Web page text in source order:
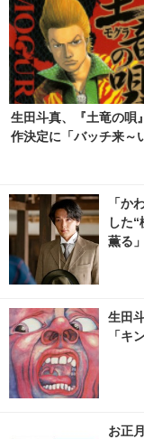
生田斗真、『土竜の唄
作決定に「バッチ来～
「か
した
薫る」
生田
「キ
お正